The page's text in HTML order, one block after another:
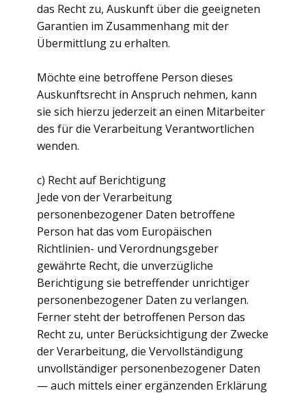
das Recht zu, Auskunft über die geeigneten
Garantien im Zusammenhang mit der
Übermittlung zu erhalten.
Möchte eine betroffene Person dieses
Auskunftsrecht in Anspruch nehmen, kann
sie sich hierzu jederzeit an einen Mitarbeiter
des für die Verarbeitung Verantwortlichen
wenden.
c) Recht auf Berichtigung
Jede von der Verarbeitung
personenbezogener Daten betroffene
Person hat das vom Europäischen
Richtlinien- und Verordnungsgeber
gewährte Recht, die unverzügliche
Berichtigung sie betreffender unrichtiger
personenbezogener Daten zu verlangen.
Ferner steht der betroffenen Person das
Recht zu, unter Berücksichtigung der Zwecke
der Verarbeitung, die Vervollständigung
unvollständiger personenbezogener Daten
— auch mittels einer ergänzenden Erklärung